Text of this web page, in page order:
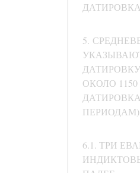
5.
ОКОЛО
ПЕРИОДАМ)
6.1. ТРИ